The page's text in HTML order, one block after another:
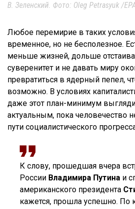
В. Зеленский. Фото: Oleg Petrasyuk /
Любое перемирие в таких
временное, но не бесполезное.
меньше жизней, дольше
суверенитет и не давать миру
превратиться в ядерный пепел,
возможно. В условиях
даже этот план-минимум
актуальным, пока человечество
пути социалистического
К слову, прошедшая вчера
России Владимира Путина и
американского президента
кажется, прошла успешно. По